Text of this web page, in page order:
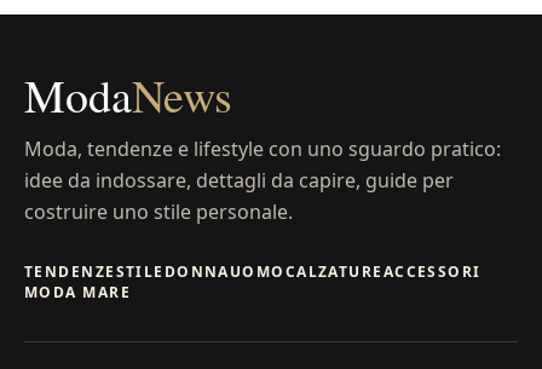
ModaNews
Moda, tendenze e lifestyle con uno sguardo pratico:
idee da indossare, dettagli da capire, guide per
costruire uno stile personale.
TENDENZESTILE DONNAUOMOCALZATUREACCESSORI
MODA MARE